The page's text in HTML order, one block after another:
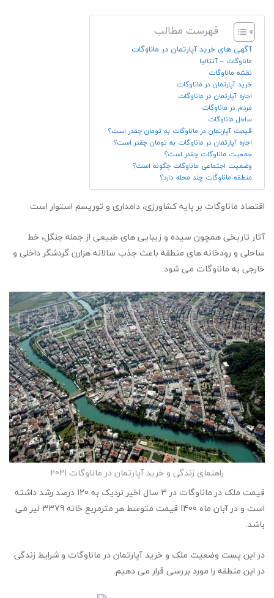
فهرست مطالب
آگهی های خرید آپارتمان در ماناوگات
ماناوگات – آنتالیا
نقشه ماناوگات
خرید آپارتمان در ماناوگات
اجاره آپارتمان در ماناوگات
مردم در ماناوگات
ساحل ماناوگات
قیمت آپارتمان در ماناوگات به تومان چقدر است؟
اجاره آپارتمان در ماناوگات به تومان چقدر است؟
جمعیت ماناوگات چقدر است؟
وضعیت اجتماعی ماناوگات چگونه است؟
منطقه ماناوگات چند محله دارد؟
اقتصاد ماناوگات بر پایه کشاورزی، دامداری و توریسم استوار است.
آثار تاریخی همچون سیده و زیبایی های طبیعی از جمله جنگل، خط
ساحلی و رودخانه های منطقه باعث جذب سالانه هزارن گردشگر داخلی و
خارجی به ماناوگات می شود.
راهنمای زندگی و خرید آپارتمان در ماناوگات 2021
قیمت ملک در ماناوگات در 3 سال اخیر نردیک به 120 درصد رشد داشته
است و در آبان ماه 1400 قیمت متوسط هر مترمربع خانه 3379 لیر می
باشد.
در این پست وضعیت ملک و خرید آپارتمان در ماناوگات و شرایط زندگی
در این منطقه را مورد بررسی قرار می دهیم.